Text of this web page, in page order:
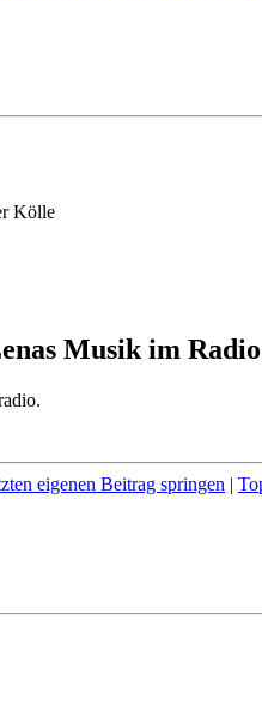
Kölle
Musik im Radio
|